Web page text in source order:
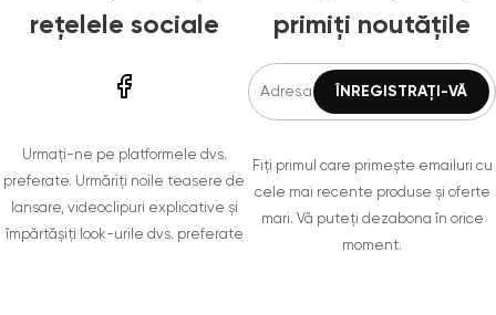
rețelele sociale
Urmați-ne pe platformele dvs.
preferate. Urmăriți noile teasere de
lansare, videoclipuri explicative și
împărtășiți look-urile dvs. preferate
primiți noutățile
Fiți primul care primește emailuri cu
cele mai recente produse și oferte
mari. Vă puteți dezabona în orice
moment.